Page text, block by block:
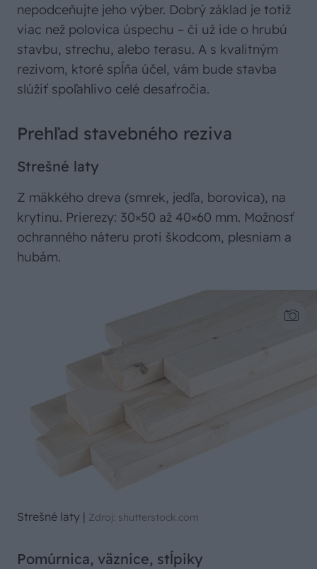
nepodceňujte jeho výber. Dobrý základ je totiž
viac než polovica úspechu – či už ide o hrubú
stavbu, strechu, alebo terasu. A s kvalitným
rezivom, ktoré spĺňa účel, vám bude stavba
slúžiť spoľahlivo celé desaťročia.
Prehľad stavebného reziva
Strešné laty
Z mäkkého dreva (smrek, jedľa, borovica), na
krytinu. Prierezy: 30×50 až 40×60 mm. Možnosť
ochranného náteru proti škodcom, plesniam a
hubám.
Strešné laty | Zdroj: shutterstock.com
Pomúrnica, väznice, stĺpiky